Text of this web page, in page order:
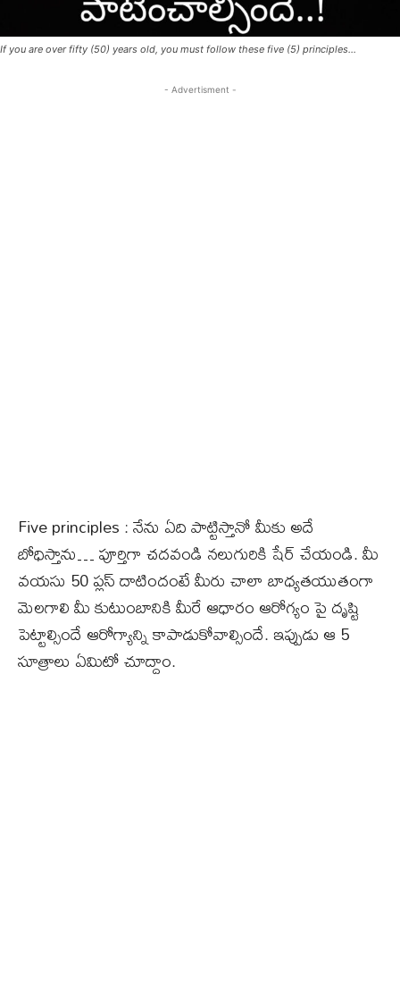
If you are over fifty (50) years old, you must follow these five (5) principles...
- Advertisment -
Five principles : నేను ఏది పాట్టిస్తానో మీకు అదే
బోధిస్తాను… పూర్తిగా చదవండి నలుగురికి షేర్ చేయండి. మీ
వయసు 50 ప్లస్ దాటిందంటే మీరు చాలా బాధ్యతయుతంగా
మెలగాలి మీ కుటుంబానికి మీరే ఆధారం ఆరోగ్యం పై దృష్టి
పెట్టాల్సిందే ఆరోగ్యాన్ని కాపాడుకోవాల్సిందే. ఇప్పుడు ఆ 5
సూత్రాలు ఏమిటో చూద్దాం.